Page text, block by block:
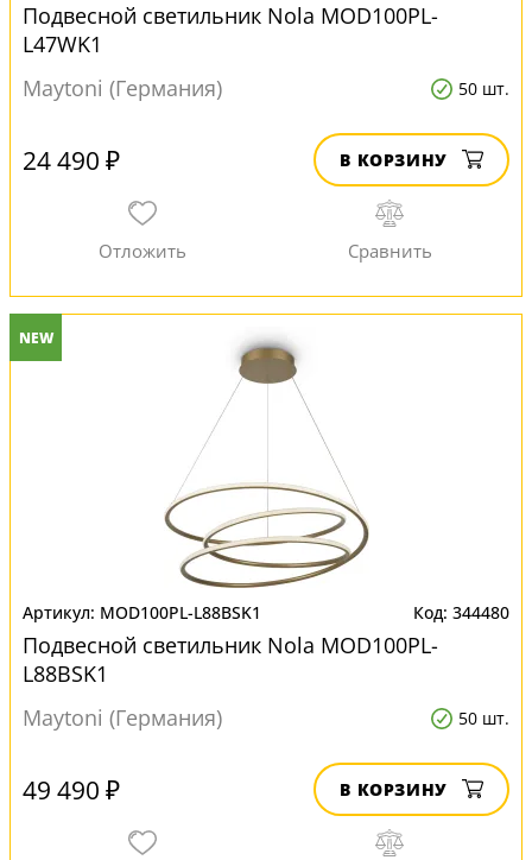
Подвесной светильник Nola MOD100PL-
L47WK1
Maytoni (Германия)
50 шт.
24 490 ₽ В КОРЗИНУ
NEW
MOD100PL-L88BSK1 344480
Подвесной светильник Nola MOD100PL-
L88BSK1
Maytoni (Германия)
50 шт.
49 490 ₽ В КОРЗИНУ